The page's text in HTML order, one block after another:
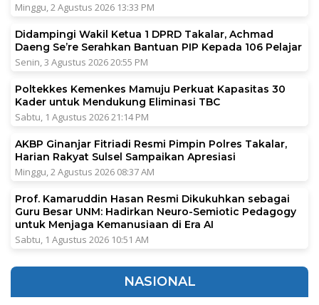
Minggu, 2 Agustus 2026 13:33 PM
Didampingi Wakil Ketua 1 DPRD Takalar, Achmad
Daeng Se’re Serahkan Bantuan PIP Kepada 106 Pelajar
Senin, 3 Agustus 2026 20:55 PM
Poltekkes Kemenkes Mamuju Perkuat Kapasitas 30
Kader untuk Mendukung Eliminasi TBC
Sabtu, 1 Agustus 2026 21:14 PM
AKBP Ginanjar Fitriadi Resmi Pimpin Polres Takalar,
Harian Rakyat Sulsel Sampaikan Apresiasi
Minggu, 2 Agustus 2026 08:37 AM
Prof. Kamaruddin Hasan Resmi Dikukuhkan sebagai
Guru Besar UNM: Hadirkan Neuro-Semiotic Pedagogy
untuk Menjaga Kemanusiaan di Era AI
Sabtu, 1 Agustus 2026 10:51 AM
NASIONAL